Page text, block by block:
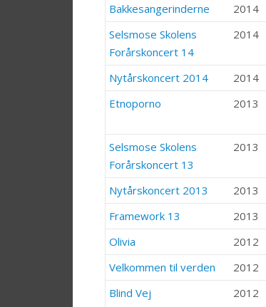
Bakkesangerinderne
2014
Selsmose Skolens
Forårskoncert 14
2014
Nytårskoncert 2014 2014
Etnoporno
2013
Selsmose Skolens
Forårskoncert 13
2013
Nytårskoncert 2013 2013
Framework 13
2013
Olivia
2012
Velkommen til verden
2012
Blind Vej
2012